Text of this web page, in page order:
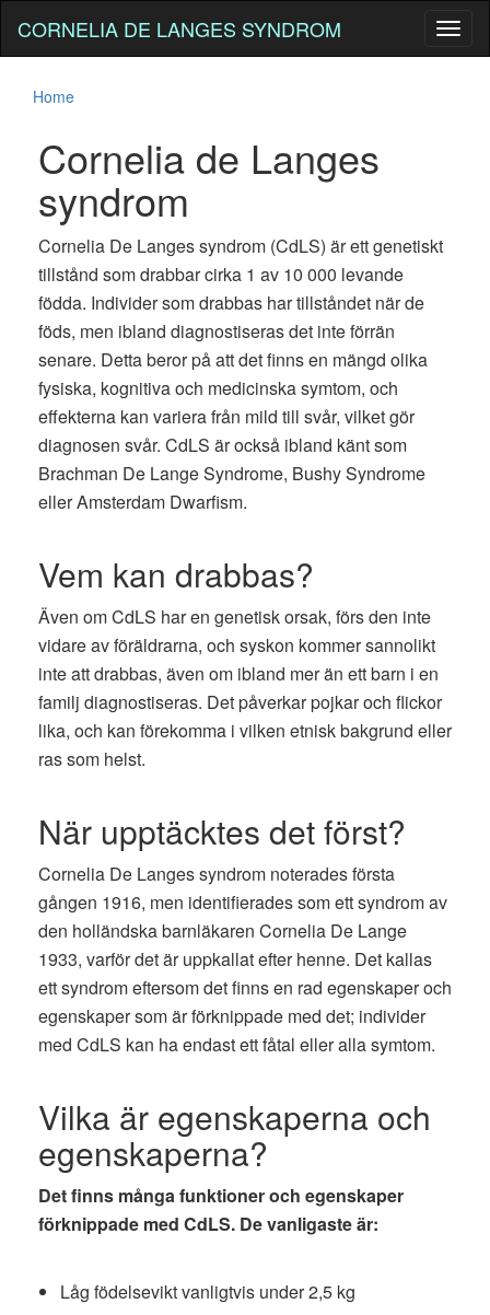
CORNELIA DE LANGES SYNDROM
Home
Cornelia de Langes
syndrom
Cornelia De Langes syndrom (CdLS) är ett genetiskt
tillstånd som drabbar cirka 1 av 10 000 levande
födda. Individer som drabbas har tillståndet när de
föds, men ibland diagnostiseras det inte förrän
senare. Detta beror på att det finns en mängd olika
fysiska, kognitiva och medicinska symtom, och
effekterna kan variera från mild till svår, vilket gör
diagnosen svår. CdLS är också ibland känt som
Brachman De Lange Syndrome, Bushy Syndrome
eller Amsterdam Dwarfism.
Vem kan drabbas?
Även om CdLS har en genetisk orsak, förs den inte
vidare av föräldrarna, och syskon kommer sannolikt
inte att drabbas, även om ibland mer än ett barn i en
familj diagnostiseras. Det påverkar pojkar och flickor
lika, och kan förekomma i vilken etnisk bakgrund eller
ras som helst.
När upptäcktes det först?
Cornelia De Langes syndrom noterades första
gången 1916, men identifierades som ett syndrom av
den holländska barnläkaren Cornelia De Lange
1933, varför det är uppkallat efter henne. Det kallas
ett syndrom eftersom det finns en rad egenskaper och
egenskaper som är förknippade med det; individer
med CdLS kan ha endast ett fåtal eller alla symtom.
Vilka är egenskaperna och
egenskaperna?
Det finns många funktioner och egenskaper
förknippade med CdLS. De vanligaste är:
Låg födelsevikt vanligtvis under 2,5 kg